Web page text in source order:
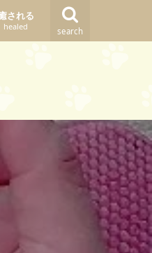
search
される
healed